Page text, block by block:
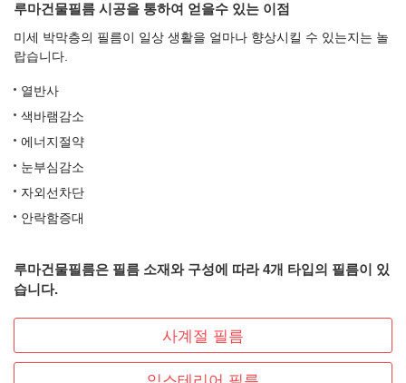
루마건물필름 시공을 통하여 얻을수 있는 이점
미세 박막층의 필름이 일상 생활을 얼마나 향상시킬 수 있는지는 놀
랍습니다.
열반사
색바램감소
에너지절약
눈부심감소
자외선차단
안락함증대
루마건물필름은 필름 소재와 구성에 따라 4개 타입의 필름이 있
습니다.
사계절 필름